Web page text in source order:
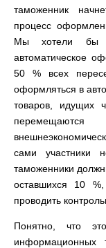
таможенник
процесс
Мы хотели бы
автоматическое
50 % всех
оформляться в
товаров, идущих
перемещаются
сами участники
таможенники
оставшихся 10
проводить
Понятно, что
информационных